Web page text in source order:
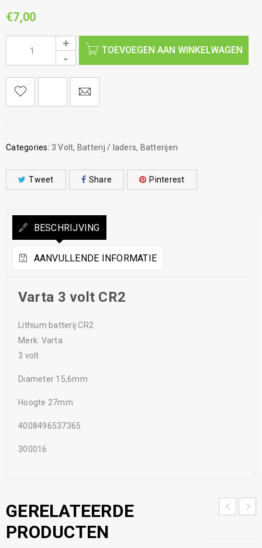
€7,00
TOEVOEGEN AAN WINKELWAGEN
Categories: 3 Volt, Batterij / laders, Batterijen
Tweet Share Pinterest
BESCHRIJVING
AANVULLENDE INFORMATIE
Varta 3 volt CR2
Lithium batterij CR2
Merk: Varta
3 volt
Diameter 15,6mm
Hoogte 27mm
4008496537365
300016
GERELATEERDE
PRODUCTEN